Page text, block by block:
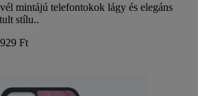
mintájú telefontokok lágy és elegáns
stílu..
Ft